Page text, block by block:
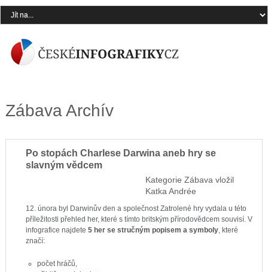
Zábava Archív
Po stopách Charlese Darwina aneb hry se
slavným vědcem
Kategorie Zábava vložil
Katka Andrée
12. února byl Darwinův den a společnost Zatrolené hry vydala u této
příležitosti přehled her, které s tímto britským přírodovědcem souvisí. V
infografice najdete 5 her se stručným popisem a symboly, které
značí:
počet hráčů,